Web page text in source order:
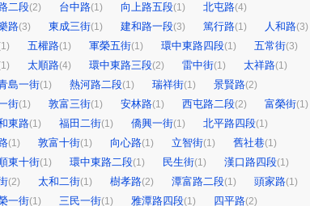
二段(2) 台中路(1) 向上路五段(1) 北屯路(4)
路(3) 東成三街(1) 建和路一段(3) 篤行路(1) 人和路(3)
五權路(1) 軍榮五街(1) 環中東路四段(1) 五常街(3)
太順路(4) 環中東路三段(2) 雷中街(1) 太祥路(1)
島一街(1) 熱河路二段(1) 瑞祥街(1) 景賢路(2)
街(1) 敦富三街(1) 安林路(1) 西屯路二段(2) 富榮街(1)
東路(1) 福田二街(1) 僑興一街(1) 北平路四段(1)
(1) 敦富十街(1) 向心路(1) 立智街(1) 舊社巷(1)
東十街(1) 環中東路二段(1) 民生街(1) 漢口路四段(1)
(2) 太和二街(1) 樹孝路(2) 潭富路二段(1) 頭家路(1)
一街(1) 三民一街(1) 雅潭路四段(1) 四平路(2)